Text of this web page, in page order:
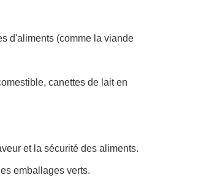
d'aliments (comme la viande
canettes de lait en
et la sécurité des aliments.
emballages verts.